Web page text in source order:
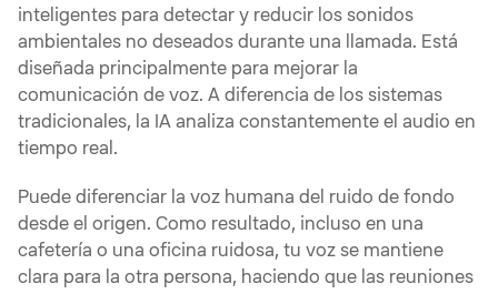
inteligentes para detectar y reducir los sonidos
ambientales no deseados durante una llamada. Está
diseñada principalmente para mejorar la
comunicación de voz. A diferencia de los sistemas
tradicionales, la IA analiza constantemente el audio en
tiempo real.
Puede diferenciar la voz humana del ruido de fondo
desde el origen. Como resultado, incluso en una
cafetería o una oficina ruidosa, tu voz se mantiene
clara para la otra persona, haciendo que las reuniones